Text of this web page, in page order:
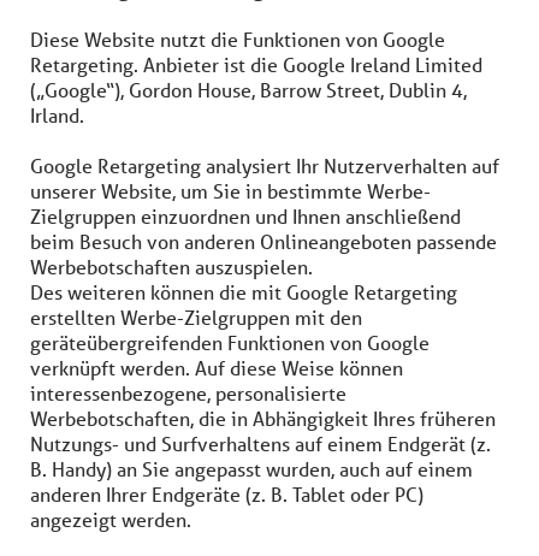
Diese Website nutzt die Funktionen von Google
Retargeting. Anbieter ist die Google Ireland Limited
(„Google“), Gordon House, Barrow Street, Dublin 4,
Irland.
Google Retargeting analysiert Ihr Nutzerverhalten auf
unserer Website, um Sie in bestimmte Werbe-
Zielgruppen einzuordnen und Ihnen anschließend
beim Besuch von anderen Onlineangeboten passende
Werbebotschaften auszuspielen.
Des weiteren können die mit Google Retargeting
erstellten Werbe-Zielgruppen mit den
geräteübergreifenden Funktionen von Google
verknüpft werden. Auf diese Weise können
interessenbezogene, personalisierte
Werbebotschaften, die in Abhängigkeit Ihres früheren
Nutzungs- und Surfverhaltens auf einem Endgerät (z.
B. Handy) an Sie angepasst wurden, auch auf einem
anderen Ihrer Endgeräte (z. B. Tablet oder PC)
angezeigt werden.